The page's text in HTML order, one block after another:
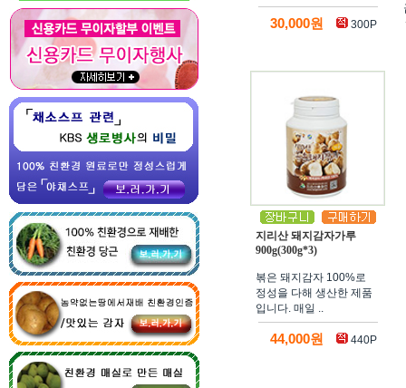
30,000원 300P
지리산 돼지감자가루
900g(300g*3)
볶은 돼지감자 100%로
정성을 다해 생산한 제품
입니다. 매일 ..
44,000원 440P